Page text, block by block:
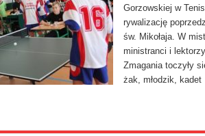
Gorzowskiej w
rywalizację
św. Mikołaja. W
ministranci i
Zmagania toczyły
żak, młodzik,